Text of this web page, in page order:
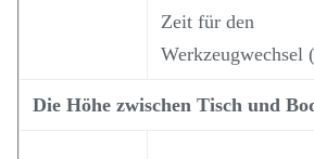
Zeit für den
Werkzeugwechsel
Die Höhe zwischen Tisch und